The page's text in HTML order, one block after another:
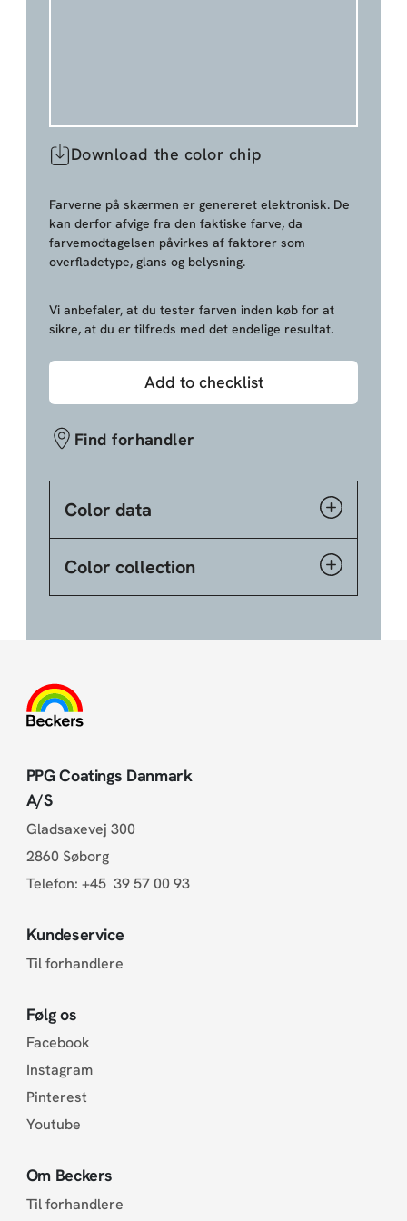
Download the color chip
Farverne på skærmen er genereret elektronisk. De
kan derfor afvige fra den faktiske farve, da
farvemodtagelsen påvirkes af faktorer som
overfladetype, glans og belysning.
Vi anbefaler, at du tester farven inden køb for at
sikre, at du er tilfreds med det endelige resultat.
Add to checklist
Find forhandler
Color data
Color collection
PPG Coatings Danmark
A/S
Gladsaxevej 300
2860 Søborg
Telefon: +45 39 57 00 93
Kundeservice
Til forhandlere
Følg os
Facebook
Instagram
Pinterest
Youtube
Om Beckers
Til forhandlere